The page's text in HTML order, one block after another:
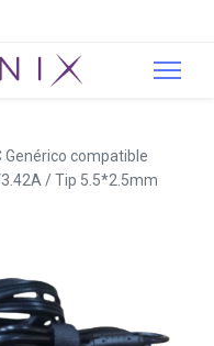
Genérico compatible
/ Tip 5.5*2.5mm